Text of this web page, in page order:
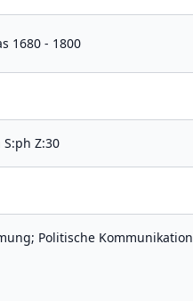
1680 - 1800
Z:30
Politische Kommunikation